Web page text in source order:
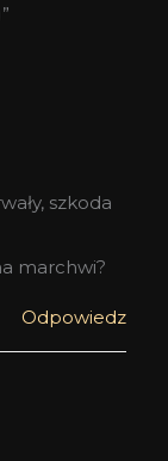
szkoda
marchwi?
Odpowiedz